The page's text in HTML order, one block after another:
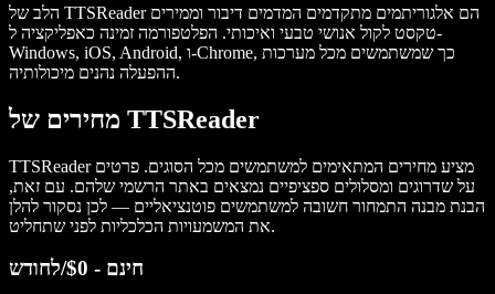
הלב של TTSReader הם אלגוריתמים מתקדמים המדמים דיבור וממירים
טקסט לקול אנושי טבעי ואיכותי. הפלטפורמה זמינה כאפליקציה ל-
Windows, iOS, Android, ו-Chrome, כך שמשתמשים מכל מערכות
ההפעלה נהנים מיכולותיה.
מחירים של TTSReader
TTSReader מציע מחירים המתאימים למשתמשים מכל הסוגים. פרטים
על שדרוגים ומסלולים ספציפיים נמצאים באתר הרשמי שלהם. עם זאת,
הבנת מבנה התמחור חשובה למשתמשים פוטנציאליים — לכן נסקור להלן
את המשמעויות הכלכליות לפני שתחליט.
חינם - $0/לחודש